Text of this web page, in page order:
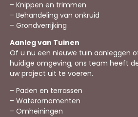
– Knippen en trimmen
– Behandeling van onkruid
– Grondverrijking
Aanleg van Tuinen
Of u nu een nieuwe tuin aanleggen
huidige omgeving, ons team heeft
uw project uit te voeren.
– Paden en terrassen
– Waterornamenten
– Omheiningen